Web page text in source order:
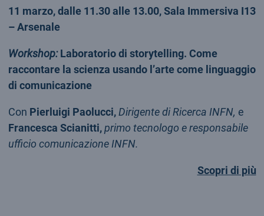
11 marzo, dalle 11.30 alle 13.00, Sala Immersiva I13
– Arsenale
Workshop:Laboratorio di storytelling. Come
raccontare la scienza usando l’arte come linguaggio
di comunicazione
Con Pierluigi Paolucci, Dirigente di Ricerca INFN, e
Francesca Scianitti, primo tecnologo e responsabile
ufficio comunicazione INFN.
Scopri di più